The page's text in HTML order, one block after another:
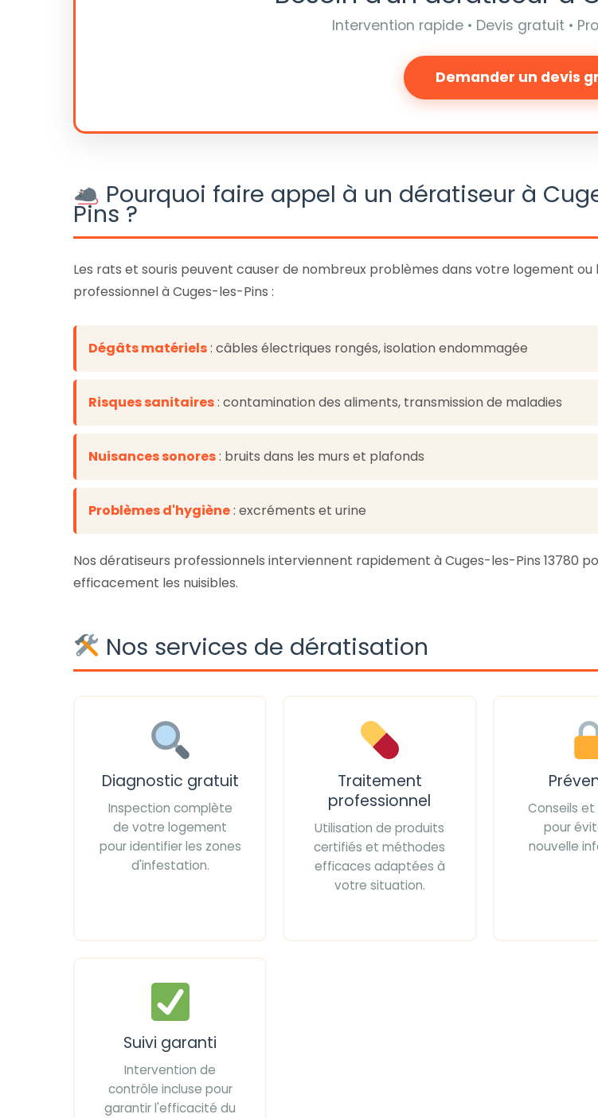
Intervention rapide • Devis gratuit •
Demander un devis
Pourquoi faire appel à un dératiseur à
Pins ?
Les rats et souris peuvent causer de nombreux problèmes dans votre logement ou
professionnel à Cuges-les-Pins :
Dégâts matériels: câbles électriques rongés, isolation endommagée
Risques sanitaires: contamination des aliments, transmission de maladies
Nuisances sonores: bruits dans les murs et plafonds
Problèmes d'hygiène: excréments et urine
Nos dératiseurs professionnels interviennent rapidement à Cuges-les-Pins 13780
efficacement les nuisibles.
Nos services de dératisation
Diagnostic gratuit
Inspection complète
de votre logement
pour identifier les zones
d'infestation.
Traitement
professionnel
Utilisation de produits
certifiés et méthodes
efficaces adaptées à
votre situation.
Conseils
pour
nouvelle
Suivi garanti
Intervention de
contrôle incluse pour
garantir l'efficacité du